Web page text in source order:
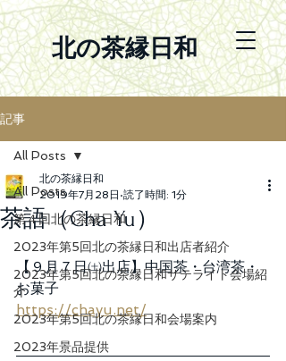
北の茶縁日和
記事
All Posts
第４回北の茶縁日和
2023年第5回北の茶縁日和出店者紹介
2023年第5回北の茶縁日和サテライト会場紹
介
2023年第5回北の茶縁日和会場案内
2023年景品提供
All Posts
茶語（Cha Yu）
北の茶縁日和
2019年7月28日 読了時間: 1分
【９月７日㈯出店】中国茶・台湾茶・
お菓子
https://chayu.net/